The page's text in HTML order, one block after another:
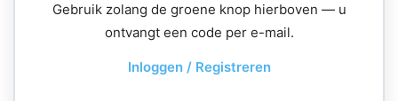
Gebruik zolang de groene knop hierboven — u
ontvangt een code per e-mail.
Inloggen / Registreren